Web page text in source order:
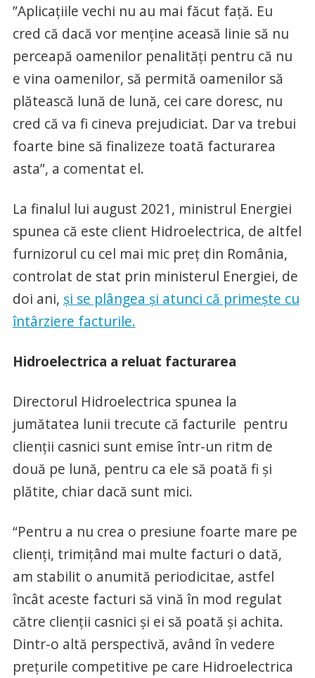
”Aplicaţiile vechi nu au mai făcut faţă. Eu
cred că dacă vor menţine aceasă linie să nu
perceapă oamenilor penalităţi pentru că nu
e vina oamenilor, să permită oamenilor să
plătească lună de lună, cei care doresc, nu
cred că va fi cineva prejudiciat. Dar va trebui
foarte bine să finalizeze toată facturarea
asta”, a comentat el.
La finalul lui august 2021, ministrul Energiei
spunea că este client Hidroelectrica, de altfel
furnizorul cu cel mai mic preț din România,
controlat de stat prin ministerul Energiei, de
doi ani, și se plângea și atunci că primește cu
întârziere facturile.
Hidroelectrica a reluat facturarea
Directorul Hidroelectrica spunea la
jumătatea lunii trecute că facturile pentru
clienții casnici sunt emise într-un ritm de
două pe lună, pentru ca ele să poată fi și
plătite, chiar dacă sunt mici.
“Pentru a nu crea o presiune foarte mare pe
clienți, trimițând mai multe facturi o dată,
am stabilit o anumită periodicitae, astfel
încât aceste facturi să vină în mod regulat
către clienții casnici și ei să poată și achita.
Dintr-o altă perspectivă, având în vedere
prețurile competitive pe care Hidroelectrica